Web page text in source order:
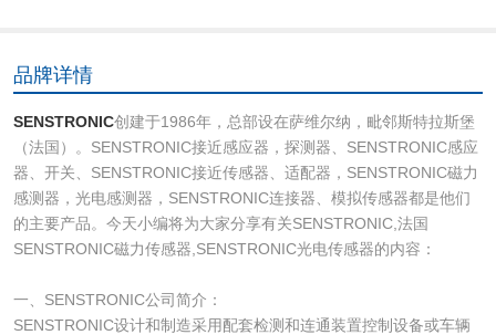
品牌详情
SENSTRONIC创建于1986年，总部设在萨维尔纳，毗邻斯特拉斯堡
（法国）。SENSTRONIC接近感应器，探测器、SENSTRONIC感应
器、开关、SENSTRONIC接近传感器、适配器，SENSTRONIC磁力
感测器，光电感测器，SENSTRONIC连接器、模拟传感器都是他们
的主要产品。今天小编将为大家分享有关SENSTRONIC,法国
SENSTRONIC磁力传感器,SENSTRONIC光电传感器的内容：
一、SENSTRONIC公司简介：
SENSTRONIC设计和制造采用配套检测和连通装置控制设备或车辆